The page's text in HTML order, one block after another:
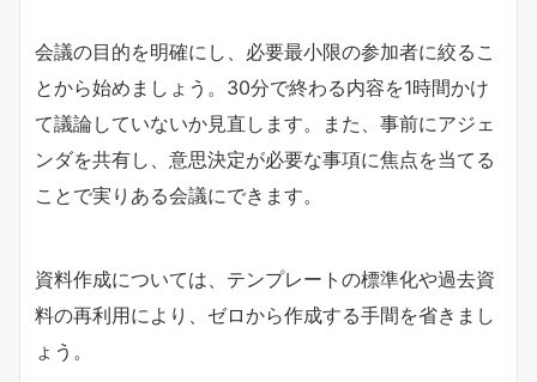
会議の目的を明確にし、必要最小限の参加者に絞るこ
とから始めましょう。30分で終わる内容を1時間かけ
て議論していないか見直します。また、事前にアジェ
ンダを共有し、意思決定が必要な事項に焦点を当てる
ことで実りある会議にできます。
資料作成については、テンプレートの標準化や過去資
料の再利用により、ゼロから作成する手間を省きまし
ょう。